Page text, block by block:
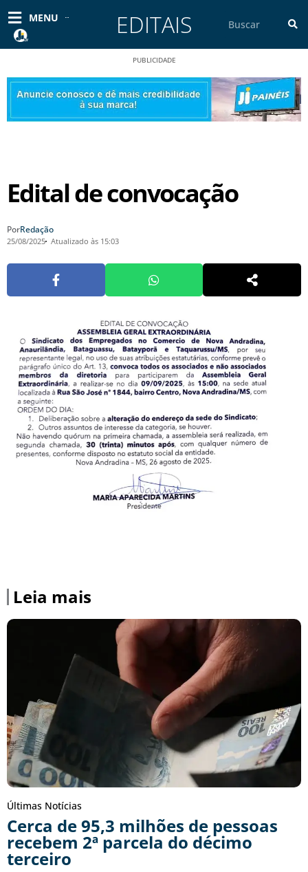
para
conteúdo
MENU EDITAIS
PUBLICIDADE
Edital de convocação
PorRedação
25/08/2025 Atualizado às 15:03
Leia mais
Últimas Notícias
Cerca de 95,3 milhões de pessoas
recebem 2ª parcela do décimo
terceiro